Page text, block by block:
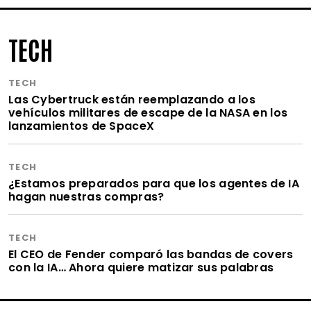
TECH
TECH
Las Cybertruck están reemplazando a los
vehículos militares de escape de la NASA en los
lanzamientos de SpaceX
TECH
¿Estamos preparados para que los agentes de IA
hagan nuestras compras?
TECH
El CEO de Fender comparó las bandas de covers
con la IA… Ahora quiere matizar sus palabras